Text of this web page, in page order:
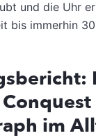
und die Uhr
bis immerhin
im